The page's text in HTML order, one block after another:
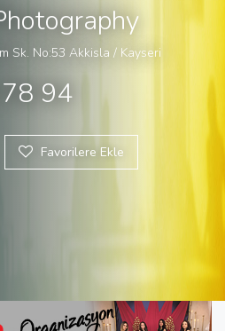
Sk. No:53 Akkisla / Kayseri
94
Favorilere Ekle